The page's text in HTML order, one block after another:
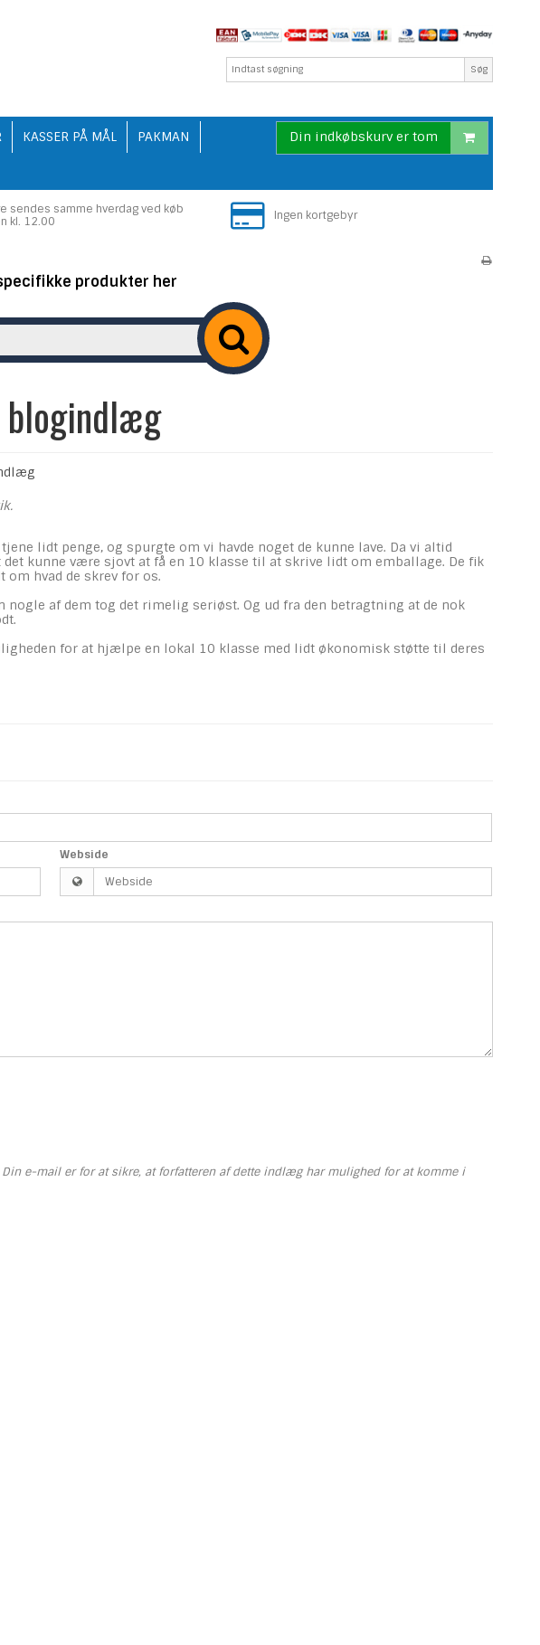
Søg
KASSER PÅ MÅL
PAKMAN
Din indkøbskurv er tom
sendes samme hverdag ved køb
kl. 12.00
Ingen kortgebyr
produkter her
blogindlæg
lidt penge, og spurgte om vi havde noget de kunne lave. Da vi altid
kunne være sjovt at få en 10 klasse til at skrive lidt om emballage. De fik
hvad de skrev for os.
af dem tog det rimelig seriøst. Og ud fra den betragtning at de nok
for at hjælpe en lokal 10 klasse med lidt økonomisk støtte til deres
Webside
e-mail er for at sikre, at forfatteren af dette indlæg har mulighed for at komme i